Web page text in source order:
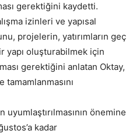
gerektiğini kaydetti.
izinleri ve yapısal
projelerin, yatırımların geç
yapı oluşturabilmek için
gerektiğini anlatan Oktay,
uyumlaştırılmasının önemine
kadar